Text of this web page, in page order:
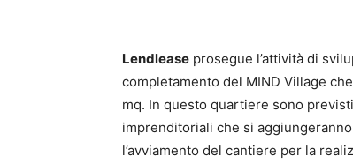
Lendlease prosegue l’attività di
completamento del MIND Village
mq. In questo quartiere sono
imprenditoriali che si
l’avviamento del cantiere per la